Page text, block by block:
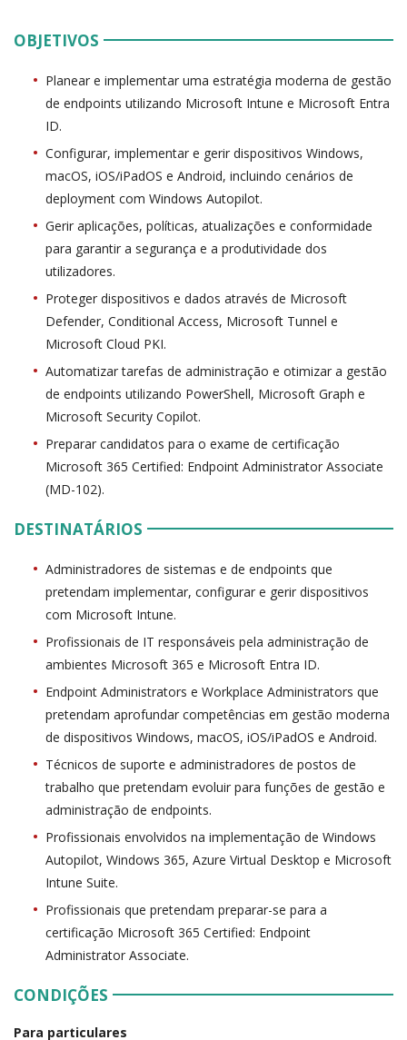
OBJETIVOS
Planear e implementar uma estratégia moderna de gestão
de endpoints utilizando Microsoft Intune e Microsoft Entra
ID.
Configurar, implementar e gerir dispositivos Windows,
macOS, iOS/iPadOS e Android, incluindo cenários de
deployment com Windows Autopilot.
Gerir aplicações, políticas, atualizações e conformidade
para garantir a segurança e a produtividade dos
utilizadores.
Proteger dispositivos e dados através de Microsoft
Defender, Conditional Access, Microsoft Tunnel e
Microsoft Cloud PKI.
Automatizar tarefas de administração e otimizar a gestão
de endpoints utilizando PowerShell, Microsoft Graph e
Microsoft Security Copilot.
Preparar candidatos para o exame de certificação
Microsoft 365 Certified: Endpoint Administrator Associate
(MD-102).
DESTINATÁRIOS
Administradores de sistemas e de endpoints que
pretendam implementar, configurar e gerir dispositivos
com Microsoft Intune.
Profissionais de IT responsáveis pela administração de
ambientes Microsoft 365 e Microsoft Entra ID.
Endpoint Administrators e Workplace Administrators que
pretendam aprofundar competências em gestão moderna
de dispositivos Windows, macOS, iOS/iPadOS e Android.
Técnicos de suporte e administradores de postos de
trabalho que pretendam evoluir para funções de gestão e
administração de endpoints.
Profissionais envolvidos na implementação de Windows
Autopilot, Windows 365, Azure Virtual Desktop e Microsoft
Intune Suite.
Profissionais que pretendam preparar-se para a
certificação Microsoft 365 Certified: Endpoint
Administrator Associate.
CONDIÇÕES
Para particulares